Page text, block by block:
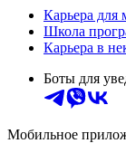
Карьера для
Школа
Карьера в
Боты для
Мобильное